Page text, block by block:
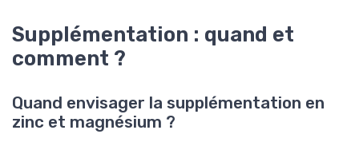
Supplémentation : quand et
comment ?
Quand envisager la supplémentation en
zinc et magnésium ?